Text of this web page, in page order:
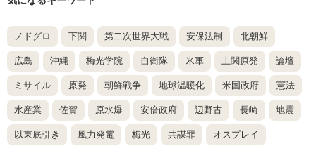
ノドグロ 下関 第二次世界大戦 安保法制 北朝鮮
広島 沖縄 梅光学院 自衛隊 米軍 上関原発 論壇
ミサイル 原発 朝鮮戦争 地球温暖化 米国政府 憲法
水産業 佐賀 原水爆 安倍政府 辺野古 長崎 地震
以東底引き 風力発電 梅光 共謀罪 オスプレイ